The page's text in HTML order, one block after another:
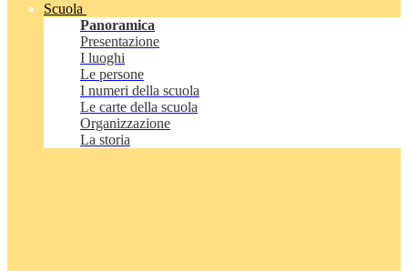
Scuola
Panoramica
Presentazione
I luoghi
Le persone
I numeri della scuola
Le carte della scuola
Organizzazione
La storia